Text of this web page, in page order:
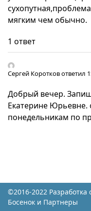
мягким чем обычно.
1 ответ
Сергей Коротковответил
Добрый вечер.
Екатерине Юрьевне.
понедельникам по
©2016-2022 Разработка
Босенок и Партнеры